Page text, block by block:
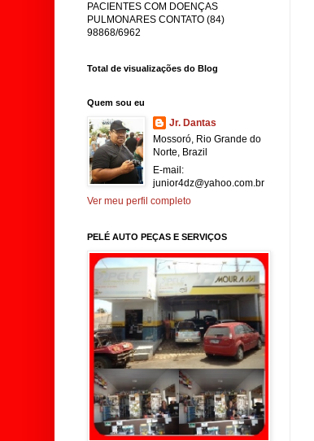
PACIENTES COM DOENÇAS
PULMONARES CONTATO (84)
98868/6962
Total de visualizações do Blog
Quem sou eu
Jr. Dantas
Mossoró, Rio Grande do
Norte, Brazil
E-mail:
junior4dz@yahoo.com.br
Ver meu perfil completo
PELÉ AUTO PEÇAS E SERVIÇOS